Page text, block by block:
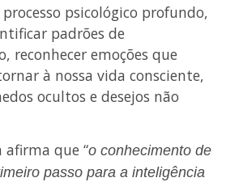
psicológico profundo,
padrões de
reconhecer emoções que
à nossa vida consciente,
ocultos e desejos não
afirma que “o conhecimento de
passo para a inteligência